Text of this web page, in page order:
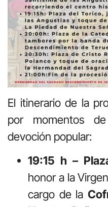
El itinerario de la
por momentos
devoción popular:
19:15 h –
honor a la
cargo de la